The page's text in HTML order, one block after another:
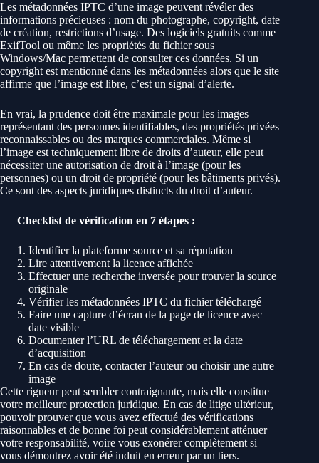
Les métadonnées IPTC d’une image peuvent révéler des
informations précieuses : nom du photographe, copyright, date
de création, restrictions d’usage. Des logiciels gratuits comme
ExifTool ou même les propriétés du fichier sous
Windows/Mac permettent de consulter ces données. Si un
copyright est mentionné dans les métadonnées alors que le site
affirme que l’image est libre, c’est un signal d’alerte.
En vrai, la prudence doit être maximale pour les images
représentant des personnes identifiables, des propriétés privées
reconnaissables ou des marques commerciales. Même si
l’image est techniquement libre de droits d’auteur, elle peut
nécessiter une autorisation de droit à l’image (pour les
personnes) ou un droit de propriété (pour les bâtiments privés).
Ce sont des aspects juridiques distincts du droit d’auteur.
Checklist de vérification en 7 étapes :
Identifier la plateforme source et sa réputation
Lire attentivement la licence affichée
Effectuer une recherche inversée pour trouver la source
originale
Vérifier les métadonnées IPTC du fichier téléchargé
Faire une capture d’écran de la page de licence avec
date visible
Documenter l’URL de téléchargement et la date
d’acquisition
En cas de doute, contacter l’auteur ou choisir une autre
image
Cette rigueur peut sembler contraignante, mais elle constitue
votre meilleure protection juridique. En cas de litige ultérieur,
pouvoir prouver que vous avez effectué des vérifications
raisonnables et de bonne foi peut considérablement atténuer
votre responsabilité, voire vous exonérer complètement si
vous démontrez avoir été induit en erreur par un tiers.